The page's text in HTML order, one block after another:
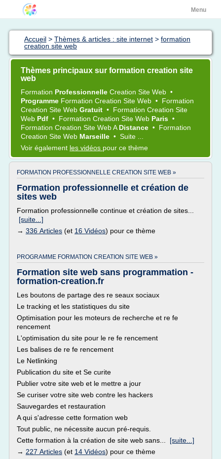
Menu
Accueil > Thèmes & articles : site internet > formation
creation site web
Thèmes principaux sur formation creation site
web
Formation Professionnelle Creation Site Web •
Programme Formation Creation Site Web • Formation
Creation Site Web Gratuit • Formation Creation Site
Web Pdf • Formation Creation Site Web Paris •
Formation Creation Site WebA Distance • Formation
Creation Site Web Marseille • Suite ...
Voir également les vidéos pour ce thème
FORMATION PROFESSIONNELLE CREATION SITE WEB »
Formation professionnelle et création de
sites web
Formation professionnelle continue et création de sites...
[suite...]
→ 336 Articles (et 16 Vidéos) pour ce thème
PROGRAMME FORMATION CREATION SITE WEB »
Formation site web sans programmation -
formation-creation.fr
Les boutons de partage des re seaux sociaux
Le tracking et les statistiques du site
Optimisation pour les moteurs de recherche et re fe
rencement
L'optimisation du site pour le re fe rencement
Les balises de re fe rencement
Le Netlinking
Publication du site et Se curite
Publier votre site web et le mettre a jour
Se curiser votre site web contre les hackers
Sauvegardes et restauration
A qui s'adresse cette formation web
Tout public, ne nécessite aucun pré-requis.
Cette formation à la création de site web sans... [suite...]
→ 227 Articles (et 14 Vidéos) pour ce thème